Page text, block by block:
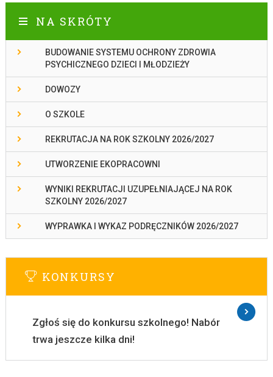
NA SKRÓTY
BUDOWANIE SYSTEMU OCHRONY ZDROWIA
PSYCHICZNEGO DZIECI I MŁODZIEŻY
DOWOZY
O SZKOLE
REKRUTACJA NA ROK SZKOLNY 2026/2027
UTWORZENIE EKOPRACOWNI
WYNIKI REKRUTACJI UZUPEŁNIAJĄCEJ NA ROK
SZKOLNY 2026/2027
WYPRAWKA I WYKAZ PODRĘCZNIKÓW 2026/2027
KONKURSY
Zgłoś się do konkursu szkolnego! Nabór
trwa jeszcze kilka dni!